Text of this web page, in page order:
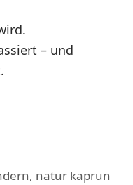
– und
, natur kaprun